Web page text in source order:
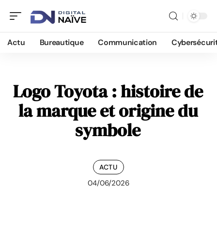
Actu Bureautique Communication
Logo Toyota : histoire de
la marque et origine du
symbole
ACTU
04/06/2026